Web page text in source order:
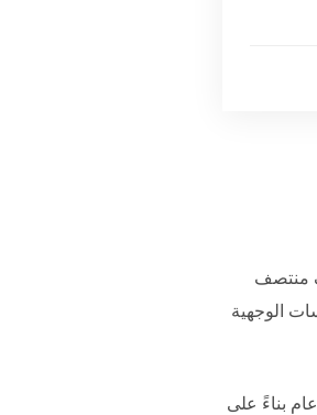
منتصف
الوجهية
بناءً على